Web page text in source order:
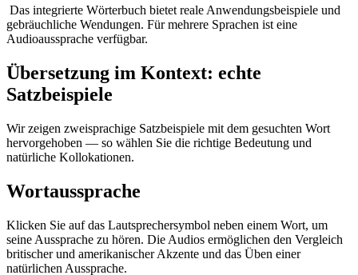
Das integrierte Wörterbuch bietet reale Anwendungsbeispiele und
gebräuchliche Wendungen. Für mehrere Sprachen ist eine
Audioaussprache verfügbar.
Übersetzung im Kontext: echte
Satzbeispiele
Wir zeigen zweisprachige Satzbeispiele mit dem gesuchten Wort
hervorgehoben — so wählen Sie die richtige Bedeutung und
natürliche Kollokationen.
Wortaussprache
Klicken Sie auf das Lautsprechersymbol neben einem Wort, um
seine Aussprache zu hören. Die Audios ermöglichen den Vergleich
britischer und amerikanischer Akzente und das Üben einer
natürlichen Aussprache.